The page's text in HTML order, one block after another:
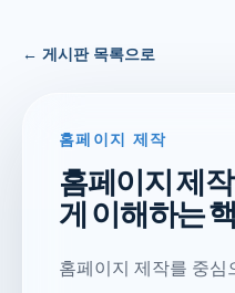
← 게시판 목록으로
홈페이지 제작
홈페이지 제
게 이해하는
홈페이지 제작를 중심